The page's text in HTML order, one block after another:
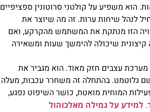
משפיע על קולטני סרוטונין ספציפיים
לנהל שיחות ערות. זה מה שיוצר את
הזו מנתקת את המשתמש מהקרקע, ואם
קיצונית שיכולה להימשך שעות ומשאירה
עצבים חזק מאוד. הוא מגביר את
גלוטמט. בהתחלה זה משחרר עכבות, מעלה
המוחית מואטת, כושר השיפוט נפגע,
למידע על גמילה מאלכוהול